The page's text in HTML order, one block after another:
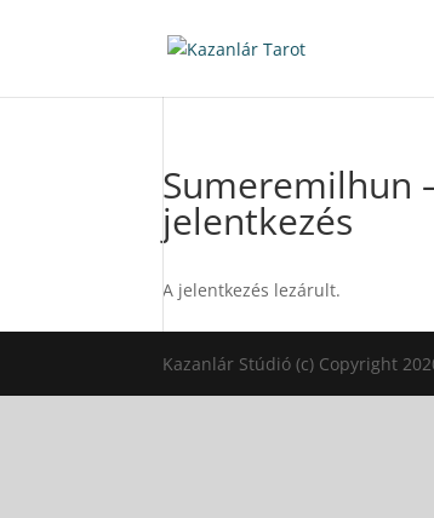
Sumeremilhun
jelentkezés
A jelentkezés lezárult.
Kazanlár Stúdió (c) Copyright